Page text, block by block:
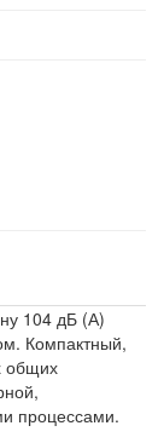
104 дБ (А)
Компактный,
общих
процессами.